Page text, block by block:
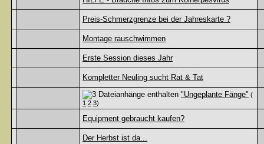
Preis-Schmerzgrenze bei der Jahreskarte ?
Montage rauschwimmen
Erste Session dieses Jahr
Kompletter Neuling sucht Rat & Tat
"Ungeplante Fänge" (
1 2 3)
Equipment gebraucht kaufen?
Der Herbst ist da...